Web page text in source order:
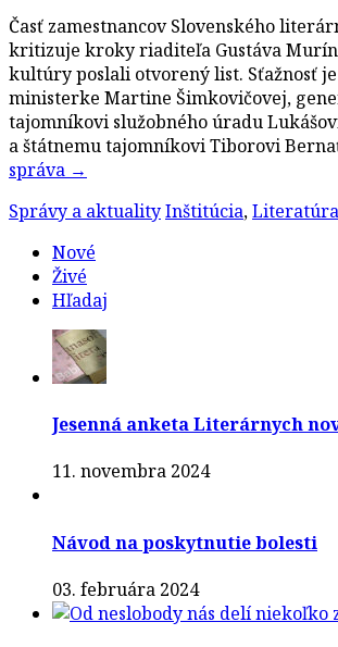
Časť zamestnancov Slovenského
kritizuje kroky riaditeľa Gustáva
kultúry poslali otvorený list. Sťažnosť
ministerke Martine Šimkovičovej,
tajomníkovi služobného úradu
a štátnemu tajomníkovi Tiborovi
správa →
Správy a aktualityInštitúcia,Literatúra
Nové
Živé
Hľadaj
Jesenná anketa Literárnych
11. novembra 2024
Návod na poskytnutie bolesti
03. februára 2024